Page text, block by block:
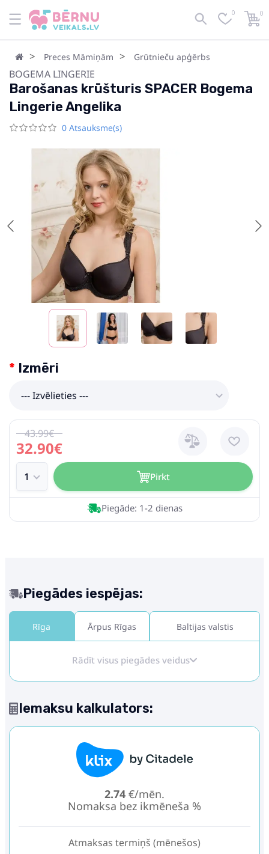
0 0
Preces Māmiņām Grūtnieču apģērbs
BOGEMA LINGERIE
Barošanas krūšturis SPACER Bogema
Lingerie Angelika
0 Atsauksme(s)
Izmēri
--- Izvēlieties ---
32.90€
43.99€
Pirkt
Piegāde: 1-2 dienas
Piegādes iespējas:
Rīga Ārpus Rīgas Baltijas valstis
Rādīt visus piegādes veidus
Iemaksu kalkulators:
2.74 €/mēn.
Nomaksa bez ikmēneša %
Atmaksas termiņš (mēnešos)